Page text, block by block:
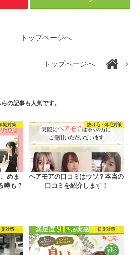
トップページへ
トップページへ
らの記事も人気です。
期対策
めま
噂も？
抜け毛・薄毛対策
ヘアモアの口コミはウソ？本当の
口コミを紹介します！
臭対策 口臭対策